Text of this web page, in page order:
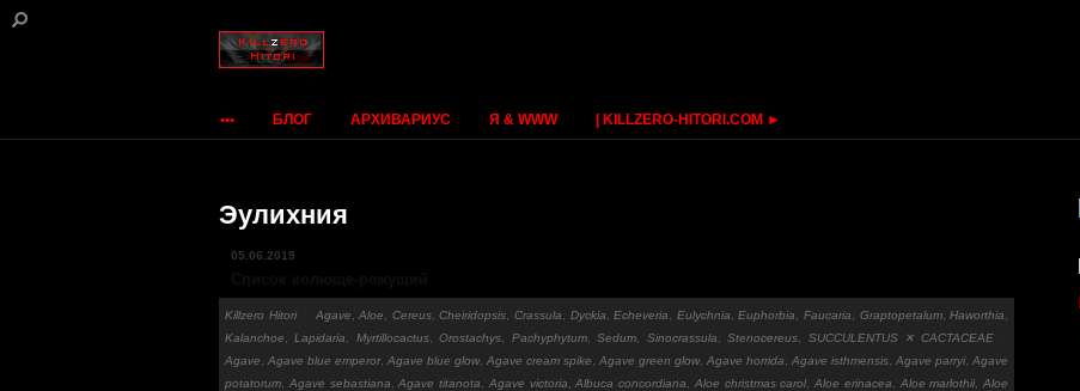
••• БЛОГ АРХИВАРИУС Я & WWW | KILLZERO-HITORI.COM ►
Эулихния
05.06.2019
Killzero Hitori Agave ,Aloe Cereus,Cheiridopsis ,Crassula Dyckia ,Echeveria Eulychnia ,Euphorbia ,Faucaria Graptopetalum,Haworthia
Kalanchoe ,Lapidaria Myrtillocactus,Orostachys Pachyphytum,Sedum Sinocrassula ,Stenocereus
SUCCULENTUS ✕ CACTACEAE
Agave ,Agave blue emperor,Agave blue glow,Agave cream spike ,Agave green glow,Agave horrida ,Agave isthmensis ,Agave parryi,Agave
potatorum
Agave sebastiana ,Agave titanota Agave victoria ,Albuca concordiana Aloe christmas carol,Aloe erinacea Aloe marlothii,Aloe